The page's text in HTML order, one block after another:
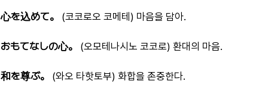
心を込めて。 (코코로오 코메테) 마음을 담아.
おもてなしの心。 (오모테나시노 코코로) 환대의 마음.
和を尊ぶ。 (와오 타핫토부) 화합을 존중한다.